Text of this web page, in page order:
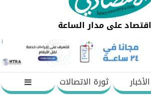
اقتصاد على مدار الساعة
الأخبار
ثورة الاتصالات